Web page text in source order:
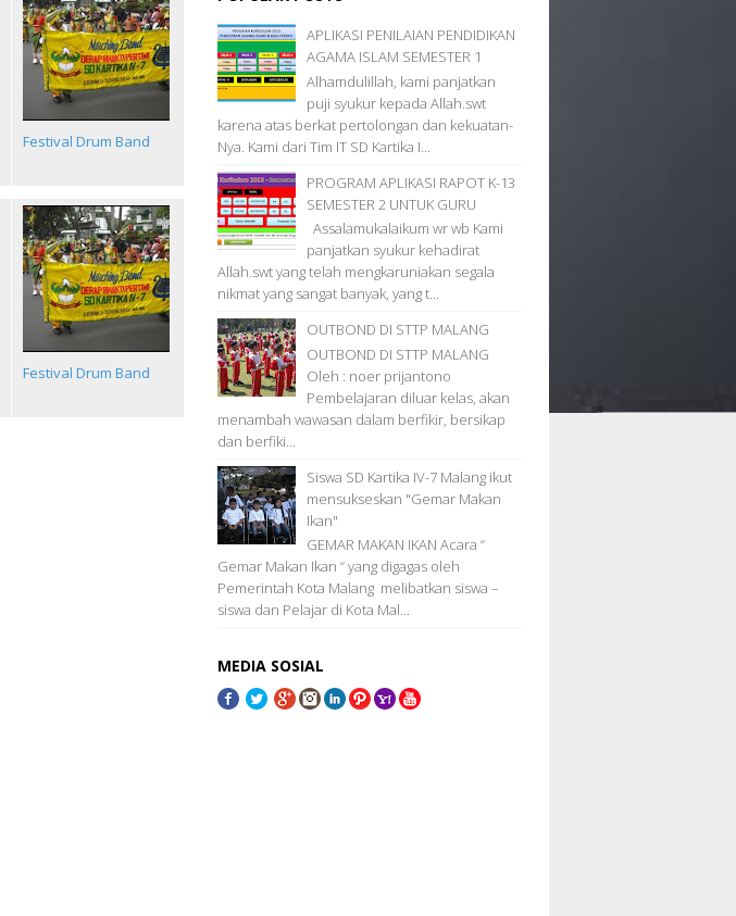
Festival Drum Band
Festival Drum Band
APLIKASI PENILAIAN PENDIDIKAN
AGAMA ISLAM SEMESTER 1
Alhamdulillah, kami panjatkan
puji syukur kepada Allah.swt
karena atas berkat pertolongan dan kekuatan-
Nya. Kami dari Tim IT SD Kartika I...
PROGRAM APLIKASI RAPOT K-13
SEMESTER 2 UNTUK GURU
Assalamukalaikum wr wb Kami
panjatkan syukur kehadirat
Allah.swt yang telah mengkaruniakan segala
nikmat yang sangat banyak, yang t...
OUTBOND DI STTP MALANG
OUTBOND DI STTP MALANG
Oleh : noer prijantono
Pembelajaran diluar kelas, akan
menambah wawasan dalam berfikir, bersikap
dan berfiki...
Siswa SD Kartika IV-7 Malang ikut
mensukseskan "Gemar Makan
Ikan"
GEMAR MAKAN IKAN Acara “
Gemar Makan Ikan “ yang digagas oleh
Pemerintah Kota Malang melibatkan siswa –
siswa dan Pelajar di Kota Mal...
MEDIA SOSIAL